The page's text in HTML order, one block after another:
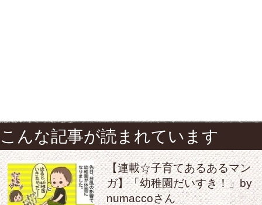
こんな記事が読まれています
【連載☆子育てあるあるマン
ガ】「幼稚園だいすき！」by
numaccoさん